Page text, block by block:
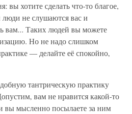
вы хотите сделать что-то благое,
люди не слушаются вас и
вам... Таких людей вы можете
Но не надо слишком
— делайте её спокойно,
тантрическую практику
вам не нравится какой-то
вы мысленно посылаете за ним